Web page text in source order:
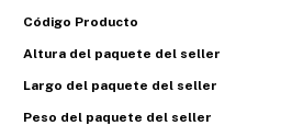
Código Producto
Altura del paquete del seller
Largo del paquete del seller
Peso del paquete del seller